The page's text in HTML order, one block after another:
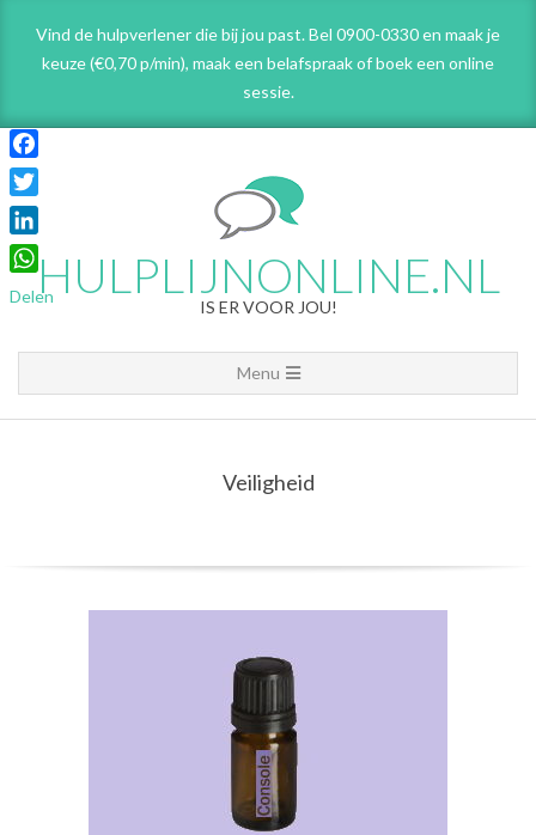
content
Vind de hulpverlener die bij jou past. Bel 0900-0330 en maak je
keuze (€0,70 p/min), maak een belafspraakof boek een online
sessie.
HULPLIJNONLINE.NL
IS ER VOOR JOU!
Navigation
Menu
Menu
Veiligheid
Facebook
Twitter
LinkedIn
WhatsApp
Delen